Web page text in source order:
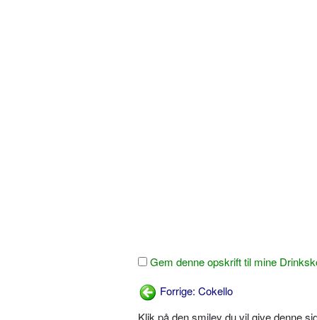
Gem denne opskrift til mine
Forrige: Cokello
Klik på den smiley du vil give denne